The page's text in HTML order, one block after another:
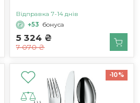
5 324 ₴
7 070 ₴
Відправка 7-14 днів
+53 бонуса
-10%